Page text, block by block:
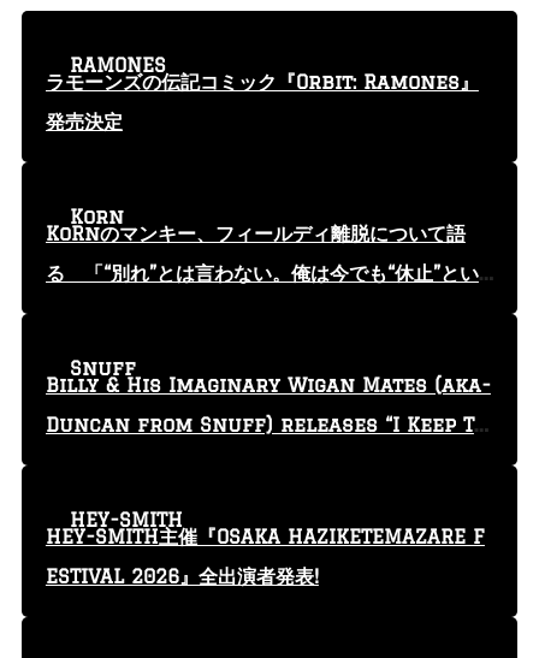
ラモーンズの伝記コミック『Orbit: Ramones』
発売決定
RAMONES
KoRnのマンキー、フィールディ離脱について語
る 「“別れ”とは言わない。俺は今でも“休止”とい
Korn
Billy & His Imaginary Wigan Mates (aka-
Duncan from Snuff) releases “I Keep Tr
Snuff
HEY-SMITH主催『OSAKA HAZIKETEMAZARE F
ESTIVAL 2026』全出演者発表!
HEY-SMITH